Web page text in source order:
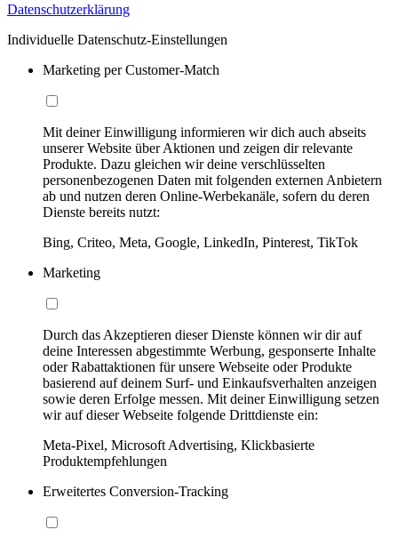
Datenschutzerklärung
Individuelle Datenschutz-Einstellungen
Marketing per Customer-Match
Mit deiner Einwilligung informieren wir dich auch abseits
unserer Website über Aktionen und zeigen dir relevante
Produkte. Dazu gleichen wir deine verschlüsselten
personenbezogenen Daten mit folgenden externen Anbietern
ab und nutzen deren Online-Werbekanäle, sofern du deren
Dienste bereits nutzt:
Bing, Criteo, Meta, Google, LinkedIn, Pinterest, TikTok
Marketing
Durch das Akzeptieren dieser Dienste können wir dir auf
deine Interessen abgestimmte Werbung, gesponserte Inhalte
oder Rabattaktionen für unsere Webseite oder Produkte
basierend auf deinem Surf- und Einkaufsverhalten anzeigen
sowie deren Erfolge messen. Mit deiner Einwilligung setzen
wir auf dieser Webseite folgende Drittdienste ein:
Meta-Pixel, Microsoft Advertising, Klickbasierte
Produktempfehlungen
Erweitertes Conversion-Tracking